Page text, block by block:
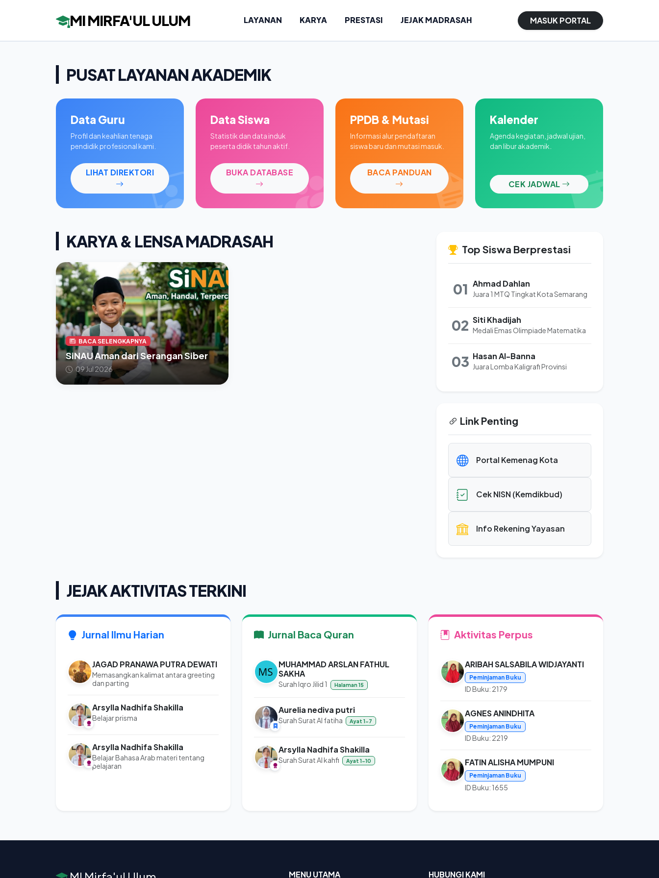
MI MIRFA'UL ULUM LAYANAN KARYA PRESTASI JEJAK MADRASAH MASUK PORTAL
PUSAT LAYANAN AKADEMIK
Data Guru
Profil dan keahlian tenaga
pendidik profesional kami.
LIHAT DIREKTORI
Data Siswa
Statistik dan data induk
peserta didik tahun aktif.
BUKA DATABASE
PPDB & Mutasi
Informasi alur pendaftaran
siswa baru dan mutasi masuk.
BACA PANDUAN
Kalender
Agenda kegiatan, jadwal ujian,
dan libur akademik.
CEK JADWAL
KARYA & LENSA MADRASAH
BACA SELENGKAPNYA
SiNAU Aman dari Serangan Siber
09 Jul 2026
Top Siswa Berprestasi
01 Ahmad Dahlan
Juara 1 MTQ Tingkat Kota Semarang
02 Siti Khadijah
Medali Emas Olimpiade Matematika
03 Hasan Al-Banna
Juara Lomba Kaligrafi Provinsi
Link Penting
Portal Kemenag Kota
Cek NISN (Kemdikbud)
Info Rekening Yayasan
JEJAK AKTIVITAS TERKINI
Jurnal Ilmu Harian
JAGAD PRANAWA PUTRA DEWATI
Memasangkan kalimat antara greeting
dan parting
Arsylla Nadhifa Shakilla
Belajar prisma
Arsylla Nadhifa Shakilla
Belajar Bahasa Arab materi tentang
pelajaran
Jurnal Baca Quran
MUHAMMAD ARSLAN FATHUL
SAKHA
Surah Iqro Jilid 1 Halaman 15
Aurelia nediva putri
Surah Surat Al fatiha Ayat 1-7
Arsylla Nadhifa Shakilla
Surah Surat Al kahfi Ayat 1-10
Aktivitas Perpus
ARIBAH SALSABILA WIDJAYANTI
Peminjaman Buku
ID Buku: 2179
AGNES ANINDHITA
Peminjaman Buku
ID Buku: 2219
FATIN ALISHA MUMPUNI
Peminjaman Buku
ID Buku: 1655
MENU UTAMA HUBUNGI KAMI